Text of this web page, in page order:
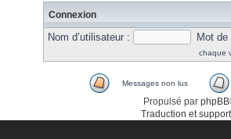
Connexion
Nom d’utilisateur : Mot
chaque
Messages non lus
Propulsé par phpBB
Traduction et